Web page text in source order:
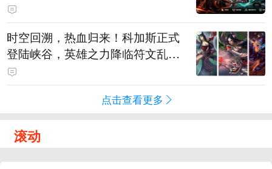
时空回溯，热血归来！科加斯正式
登陆峡谷，英雄之力降临符文乱
斗！
点击查看更多
滚动